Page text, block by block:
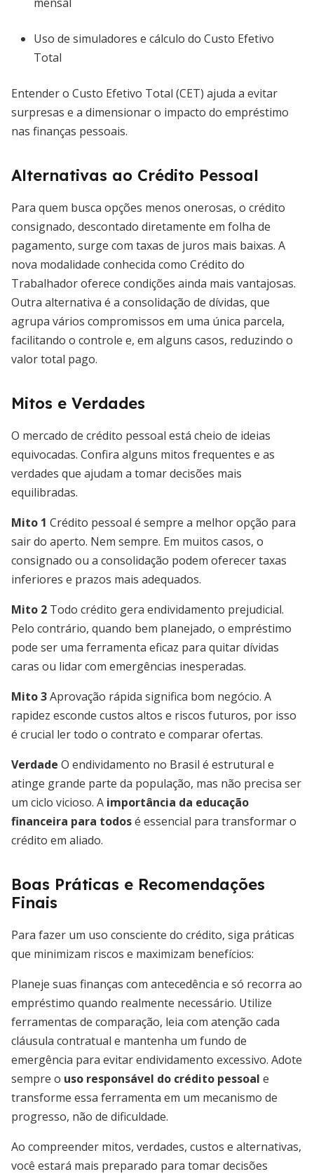
Uso de simuladores e cálculo do Custo Efetivo
Total
Entender o Custo Efetivo Total (CET) ajuda a evitar
surpresas e a dimensionar o impacto do empréstimo
nas finanças pessoais.
Alternativas ao Crédito Pessoal
Para quem busca opções menos onerosas, o crédito
consignado, descontado diretamente em folha de
pagamento, surge com taxas de juros mais baixas. A
nova modalidade conhecida como Crédito do
Trabalhador oferece condições ainda mais vantajosas.
Outra alternativa é a consolidação de dívidas, que
agrupa vários compromissos em uma única parcela,
facilitando o controle e, em alguns casos, reduzindo o
valor total pago.
Mitos e Verdades
O mercado de crédito pessoal está cheio de ideias
equivocadas. Confira alguns mitos frequentes e as
verdades que ajudam a tomar decisões mais
equilibradas.
Mito 1 Crédito pessoal é sempre a melhor opção para
sair do aperto. Nem sempre. Em muitos casos, o
consignado ou a consolidação podem oferecer taxas
inferiores e prazos mais adequados.
Mito 2 Todo crédito gera endividamento prejudicial.
Pelo contrário, quando bem planejado, o empréstimo
pode ser uma ferramenta eficaz para quitar dívidas
caras ou lidar com emergências inesperadas.
Mito 3Aprovação rápida significa bom negócio. A
rapidez esconde custos altos e riscos futuros, por isso
é crucial ler todo o contrato e comparar ofertas.
Verdade O endividamento no Brasil é estrutural e
atinge grande parte da população, mas não precisa ser
um ciclo vicioso. A importância da educação
financeira para todosé essencial para transformar o
crédito em aliado.
Boas Práticas e Recomendações
Finais
Para fazer um uso consciente do crédito, siga práticas
que minimizam riscos e maximizam benefícios:
Planeje suas finanças com antecedência e só recorra ao
empréstimo quando realmente necessário. Utilize
ferramentas de comparação, leia com atenção cada
cláusula contratual e mantenha um fundo de
emergência para evitar endividamento excessivo. Adote
sempre o uso responsável do crédito pessoal e
transforme essa ferramenta em um mecanismo de
progresso, não de dificuldade.
Ao compreender mitos, verdades, custos e alternativas,
você estará mais preparado para tomar decisões